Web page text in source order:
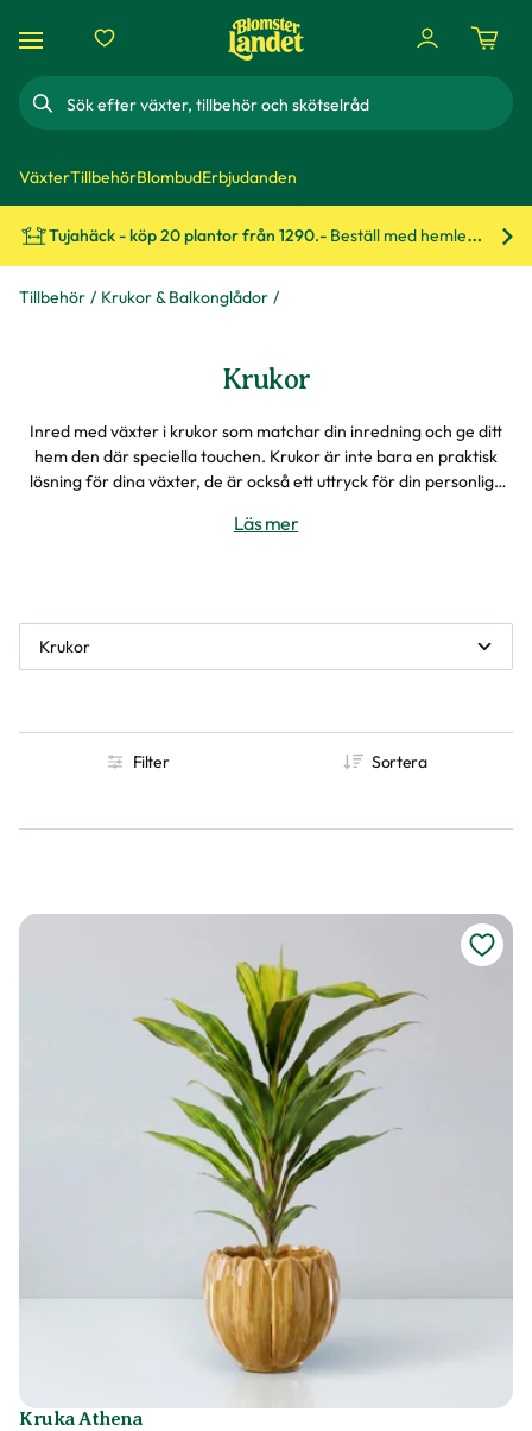
Sök
VäxterTillbehörBlombudErbjudanden
Tujahäck - köp 20 plantor från 1290.- Beställ med hemleverans!
Tillbehör Krukor & Balkonglådor
Krukor
Inred med växter i krukor som matchar din inredning och ge ditt
hem den där speciella touchen. Krukor är inte bara en praktisk
lösning för dina växter, de är också ett uttryck för din personliga
Läs mer
Krukor
Filter Sortera
Kruka Athena